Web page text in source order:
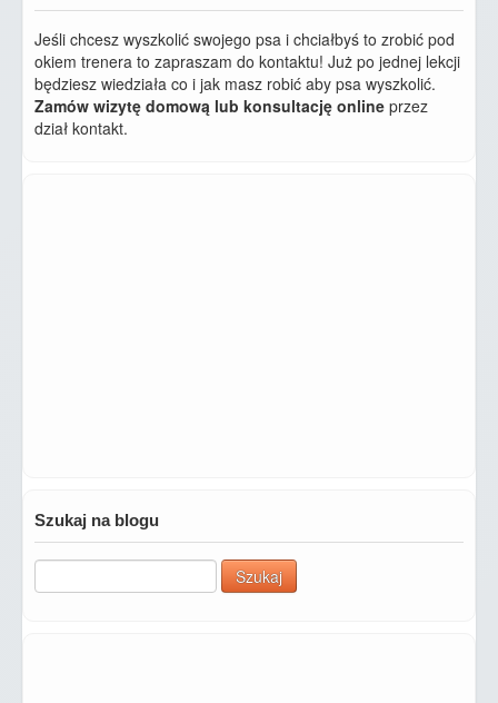
Jeśli chcesz wyszkolić swojego psa i chciałbyś to zrobić pod
okiem trenera to zapraszam do kontaktu! Już po jednej lekcji
będziesz wiedziała co i jak masz robić aby psa wyszkolić.
Zamów wizytę domową lub konsultację online przez
dział kontakt.
Szukaj na blogu